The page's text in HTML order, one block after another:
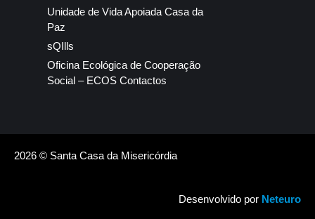
Unidade de Vida Apoiada Casa da
Paz
sQIlls
Oficina Ecológica de Cooperação
Social – ECOS Contactos
2026 © Santa Casa da Misericórdia
Desenvolvido por Neteuro